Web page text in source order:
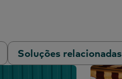
Soluções relacionadas